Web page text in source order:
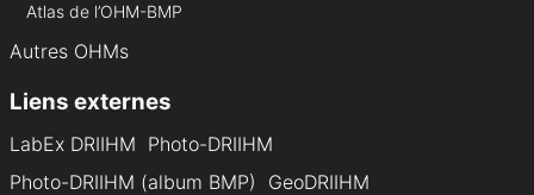
Atlas de l’OHM-BMP
Autres OHMs
Liens externes
LabEx DRIIHM Photo-DRIIHM
Photo-DRIIHM (album BMP)
GeoDRIIHM